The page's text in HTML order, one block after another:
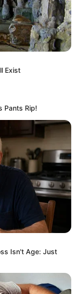
Exist
Pants Rip!
Isn't Age: Just